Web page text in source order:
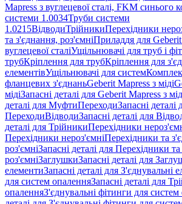
Mapress з вуглецевої сталі, FKM синього
системи 1.0034Труби системи
1.0215ВідводиТрійникиПерехідники
та з'єднання, роз'ємніПриладдя для Geberit
вуглецевої сталіУщільнювачі для труб і
трубКріплення для трубКріплення для
елементівУщільнювачі для систем
фланцевих з'єднаньGeberit Mapress з міді
мідіЗапасні деталі для Geberit Mapress з
деталі для МуфтиПереходиЗапасні деталі
ПереходиВідводиЗапасні деталі для
деталі для ТрійникиПерехідники
Перехідники нероз'ємніПерехідники та
роз'ємніЗапасні деталі для Перехідники
роз'ємніЗаглушкиЗапасні деталі для
елементиЗапасні деталі для З'єднувальні
для систем опаленняЗапасні деталі для
опаленняЗ'єднувальні фітинги для